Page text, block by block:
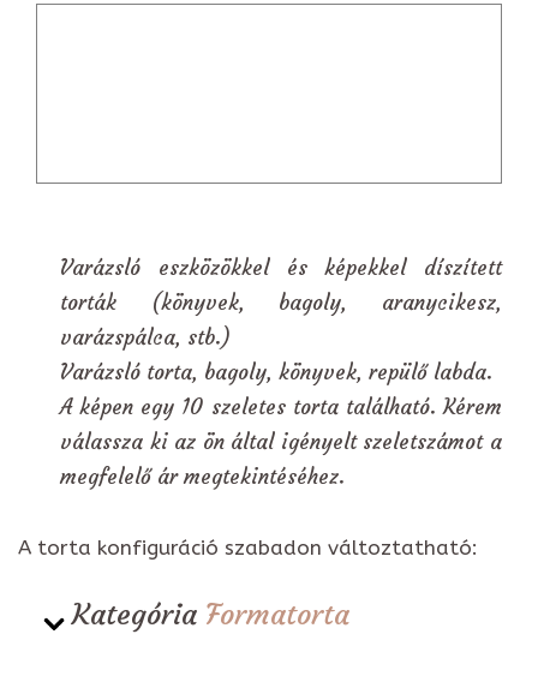
Varázsló eszközökkel és képekkel díszített
torták (könyvek, bagoly, aranycikesz,
varázspálca, stb.)
Varázsló torta, bagoly, könyvek, repülő labda.
A képen egy 10 szeletes torta található. Kérem
válassza ki az ön által igényelt szeletszámot a
megfelelő ár megtekintéséhez.
A torta konfiguráció szabadon változtatható:
Kategória Formatorta